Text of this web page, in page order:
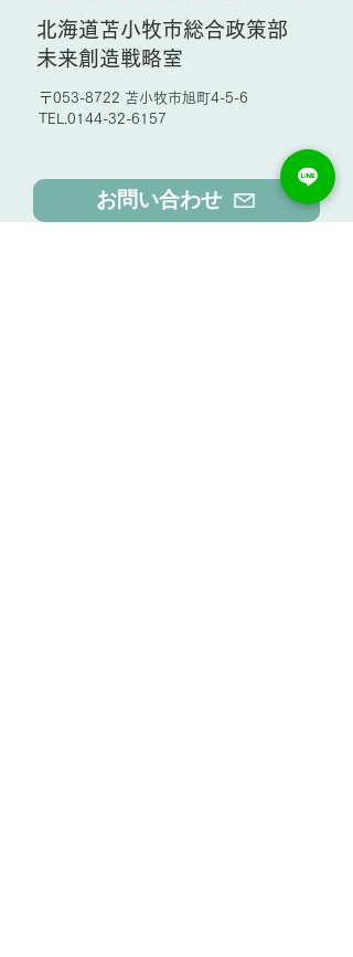
北海道苫小牧市総合政策部
未来創造戦略室
〒053-8722 苫小牧市旭町4-5-6
TEL.0144-32-6157
お問い合わせ